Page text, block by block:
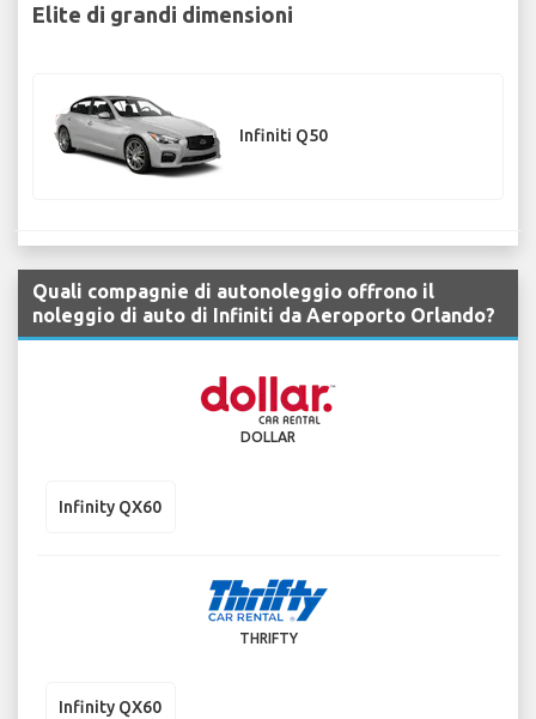
Elite di grandi dimensioni
Infiniti Q50
Quali compagnie di autonoleggio offrono il
noleggio di auto di Infiniti da Aeroporto Orlando?
DOLLAR
Infinity QX60
THRIFTY
Infinity QX60